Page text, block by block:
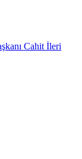
Cahit İleri